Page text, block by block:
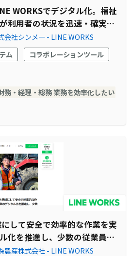
WORKSでデジタル化。福祉
利用者の状況を迅速・確実に
とサービスの質が向上しまし
会社シンメー - LINE WORKS
ム
コラボレーションツール
務・経理・総務 業務を効率化したい
して安全で効率的な作業を実
化を推進し、少数の従業員で
ます。
農産株式会社 - LINE WORKS